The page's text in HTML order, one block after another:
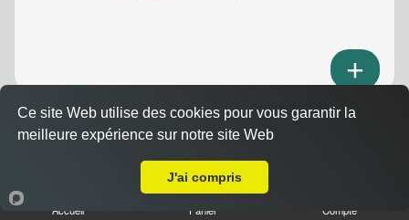
Menu sandwich meatic
10.50 €
Accueil Panier Compte
Ce site Web utilise des cookies pour vous garantir la
meilleure expérience sur notre site Web
J'ai compris